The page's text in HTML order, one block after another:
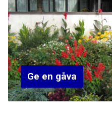
Ge en gåva